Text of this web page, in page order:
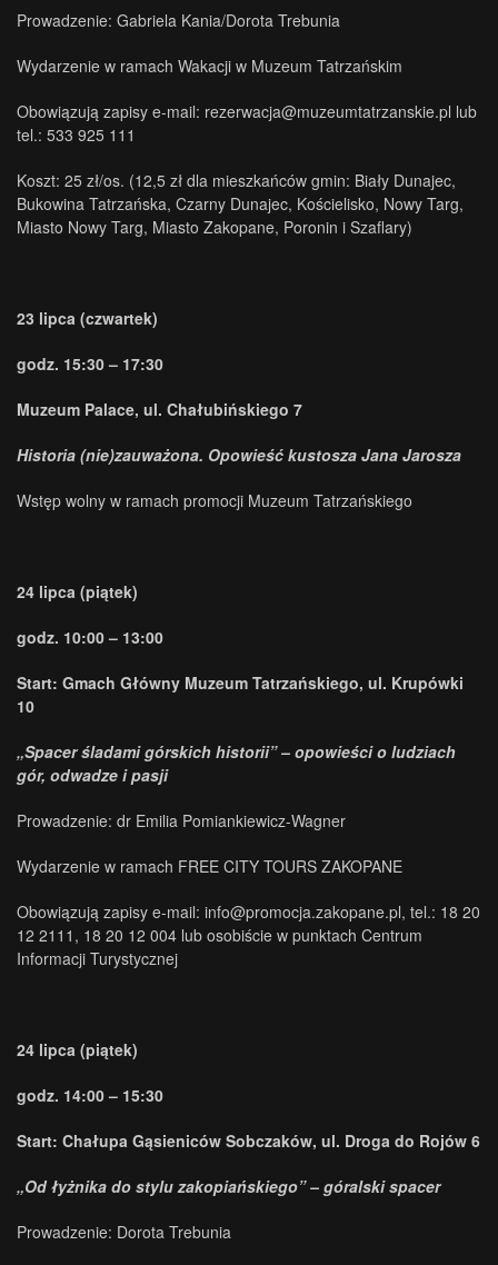
Prowadzenie: Gabriela Kania/Dorota Trebunia
Wydarzenie w ramach Wakacji w Muzeum Tatrzańskim
Obowiązują zapisy e-mail: rezerwacja@muzeumtatrzanskie.pl lub
tel.: 533 925 111
Koszt: 25 zł/os. (12,5 zł dla mieszkańców gmin: Biały Dunajec,
Bukowina Tatrzańska, Czarny Dunajec, Kościelisko, Nowy Targ,
Miasto Nowy Targ, Miasto Zakopane, Poronin i Szaflary)
23 lipca (czwartek)
godz. 15:30 – 17:30
Muzeum Palace, ul. Chałubińskiego 7
Historia (nie)zauważona. Opowieść kustosza Jana Jarosza
Wstęp wolny w ramach promocji Muzeum Tatrzańskiego
24 lipca (piątek)
godz. 10:00 – 13:00
Start: Gmach Główny Muzeum Tatrzańskiego, ul. Krupówki
10
„Spacer śladami górskich historii” – opowieści o ludziach
gór, odwadze i pasji
Prowadzenie: dr Emilia Pomiankiewicz-Wagner
Wydarzenie w ramach FREE CITY TOURS ZAKOPANE
Obowiązują zapisy e-mail: info@promocja.zakopane.pl, tel.: 18 20
12 2111, 18 20 12 004 lub osobiście w punktach Centrum
Informacji Turystycznej
24 lipca (piątek)
godz. 14:00 – 15:30
Start: Chałupa Gąsieniców Sobczaków, ul. Droga do Rojów 6
„Od łyżnika do stylu zakopiańskiego” – góralski spacer
Prowadzenie: Dorota Trebunia